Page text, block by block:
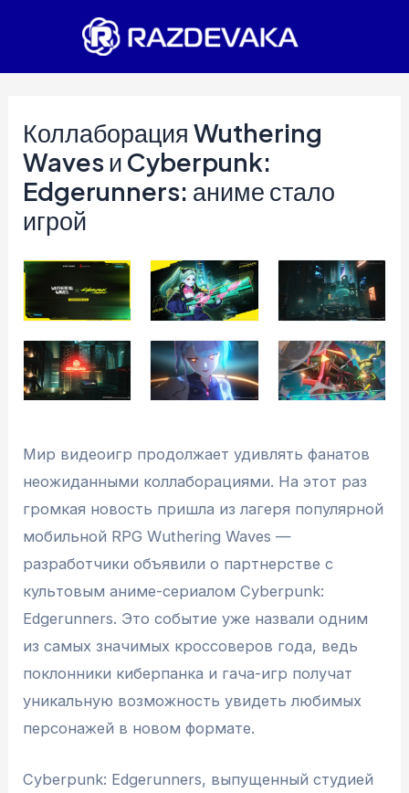
Коллаборация Wuthering
Waves и Cyberpunk:
Edgerunners: аниме стало
игрой
Мир видеоигр продолжает удивлять фанатов
неожиданными коллаборациями. На этот раз
громкая новость пришла из лагеря популярной
мобильной RPG Wuthering Waves —
разработчики объявили о партнерстве с
культовым аниме-сериалом Cyberpunk:
Edgerunners. Это событие уже назвали одним
из самых значимых кроссоверов года, ведь
поклонники киберпанка и гача-игр получат
уникальную возможность увидеть любимых
персонажей в новом формате.
Cyberpunk: Edgerunners, выпущенный студией